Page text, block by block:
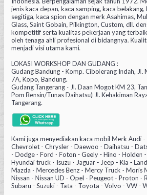
jenis kaca depan, kaca samping, kaca belakang,
segitiga, kaca spion dengan merk Asahimas,
Glass, Saint Gobain, Pilkington, Custom, dll.
kompetitif serta kualitas pekerjaan yang
oleh tenaga ahli profesional di bidangnya.
menjadi visi utama kami.
LOKASI WORKSHOP DAN GUDANG :
Gudang Bandung - Komp. Cibolerang Indah, Jl.
7A, Kopo, Bandung.
Gudang Tangerang - Jl. Daan Mogot KM 23,
Pom Bensin/Tunas Daihatsu) Jl. Kehakiman
Tangerang.
Kami juga menyediakan kaca mobil Merk Audi
Chevrolet - Chrysler - Daewoo - Daihatsu -
- Dodge - Ford - Foton - Geely - Hino - Holden
Hyundai truck - Isuzu - Jaguar - Jeep - Kia -
Mazda - Mercedes Benz - Mercy Truck - Moris
Nissan - Nissan UD - Opel - Peugeot - Proton -
Subaru - Suzuki - Tata - Toyota - Volvo - VW -